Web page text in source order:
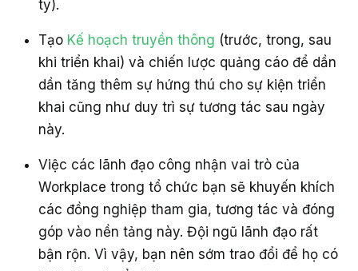
ty).
Tạo Kế hoạch truyền thông (trước, trong, sau
khi triển khai) và chiến lược quảng cáo để dần
dần tăng thêm sự hứng thú cho sự kiện triển
khai cũng như duy trì sự tương tác sau ngày
này.
Việc các lãnh đạo công nhận vai trò của
Workplace trong tổ chức bạn sẽ khuyến khích
các đồng nghiệp tham gia, tương tác và đóng
góp vào nền tảng này. Đội ngũ lãnh đạo rất
bận rộn. Vì vậy, bạn nên sớm trao đổi để họ có